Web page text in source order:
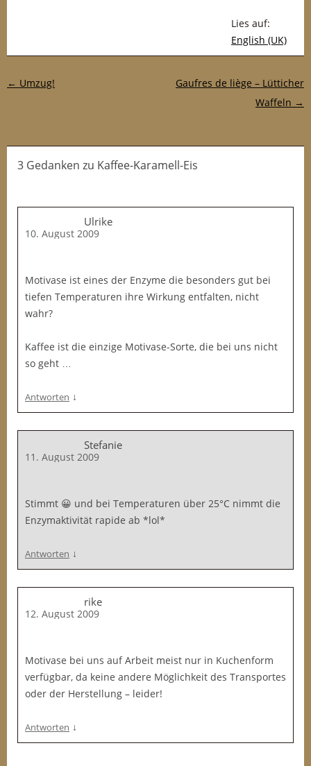
Lies auf:
English (UK)
Post-Navigation
← Umzug!
Gaufres de liège – Lütticher
Waffeln →
3 Gedanken zu Kaffee-Karamell-Eis
Ulrike
10. August 2009
Motivase ist eines der Enzyme die besonders gut bei
tiefen Temperaturen ihre Wirkung entfalten, nicht
wahr?
Kaffee ist die einzige Motivase-Sorte, die bei uns nicht
so geht …
Antworten ↓
Stefanie
11. August 2009
Stimmt 😀 und bei Temperaturen über 25°C nimmt die
Enzymaktivität rapide ab *lol*
Antworten ↓
rike
12. August 2009
Motivase bei uns auf Arbeit meist nur in Kuchenform
verfügbar, da keine andere Möglichkeit des Transportes
oder der Herstellung – leider!
Antworten ↓